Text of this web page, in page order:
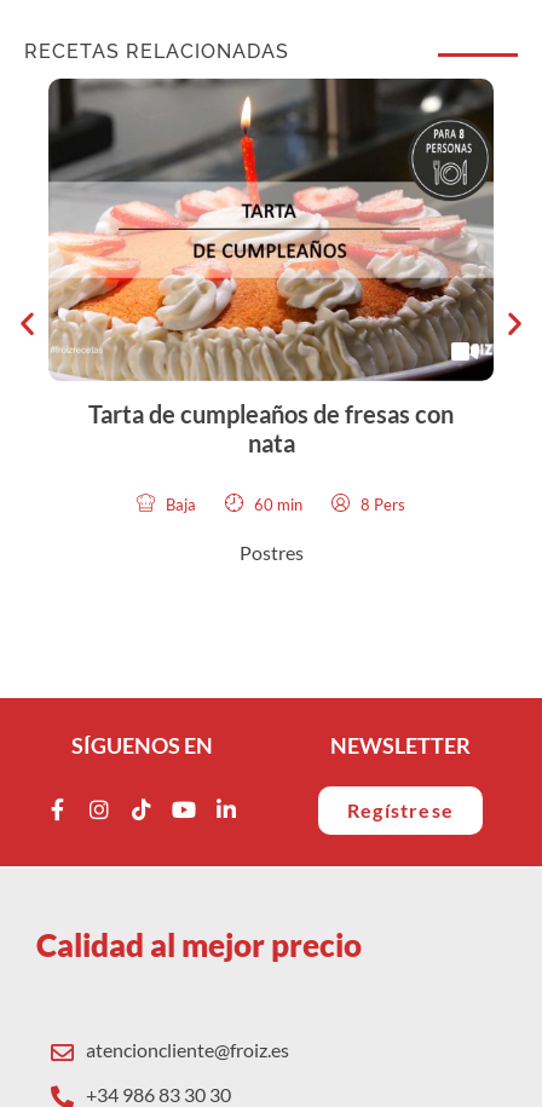
RECETAS RELACIONADAS
Tarta de cumpleaños de fresas con
nata
Baja 60 min 8 Pers
Postres
SÍGUENOS EN NEWSLETTER
Regístrese
Calidad al mejor precio
atencioncliente@froiz.es
+34 986 83 30 30